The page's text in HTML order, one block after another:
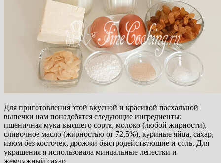
Для приготовления этой вкусной и красивой пасхальной
выпечки нам понадобятся следующие ингредиенты:
пшеничная мука высшего сорта, молоко (любой жирности),
сливочное масло (жирностью от 72,5%), куриные яйца, сахар,
изюм без косточек, дрожжи быстродействующие и соль. Для
украшения я использовала миндальные лепестки и
жемчужный сахар.